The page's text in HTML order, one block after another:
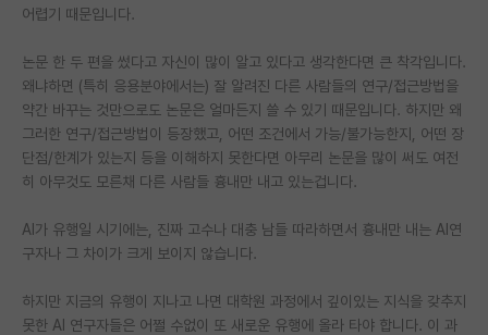
학부 인턴 게시판
취업 게시판
임용 후기 게시판
PI 전용 게시판
인문사회 계열 게시판
특수/전문대학원 게시판
장학금/장학생 게시판
어렵기 때문입니다.
논문 한 두 편을 썼다고 자신이 많이 알고 있다고 생각한다면 큰 착각입니다.
왜냐하면 (특히 응용분야에서는) 잘 알려진 다른 사람들의 연구/접근방법을
약간 바꾸는 것만으로도 논문은 얼마든지 쓸 수 있기 때문입니다. 하지만 왜
그러한 연구/접근방법이 등장했고, 어떤 조건에서 가능/불가능한지, 어떤 장
단점/한계가 있는지 등을 이해하지 못한다면 아무리 논문을 많이 써도 여전
히 아무것도 모른채 다른 사람들 흉내만 내고 있는겁니다.
AI가 유행일 시기에는, 진짜 고수나 대충 남들 따라하면서 흉내만 내는 AI연
구자나 그 차이가 크게 보이지 않습니다.
하지만 지금의 유행이 지나고 나면 대학원 과정에서 깊이있는 지식을 갖추지
못한 AI 연구자들은 어쩔 수없이 또 새로운 유행에 올라 타야 합니다. 이 과